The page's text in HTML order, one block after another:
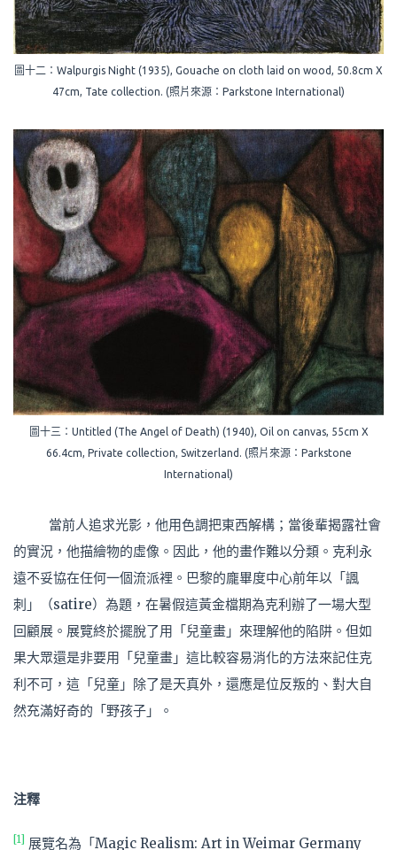
圖十二：Walpurgis Night (1935), Gouache on cloth laid on wood, 50.8cm X
47cm, Tate collection. (照片來源：Parkstone International)
圖十三：Untitled (The Angel of Death) (1940), Oil on canvas, 55cm X
66.4cm, Private collection, Switzerland. (照片來源：Parkstone
International)
當前人追求光影，他用色調把東西解構；當後輩揭露社會
的實況，他描繪物的虛像。因此，他的畫作難以分類。克利永
遠不妥協在任何一個流派裡。巴黎的龐畢度中心前年以「諷
刺」（satire）為題，在暑假這黃金檔期為克利辦了一場大型
回顧展。展覽終於擺脫了用「兒童畫」來理解他的陷阱。但如
果大眾還是非要用「兒童畫」這比較容易消化的方法來記住克
利不可，這「兒童」除了是天真外，還應是位反叛的、對大自
然充滿好奇的「野孩子」。
注釋
[1]
展覽名為「Magic Realism: Art in Weimar Germany